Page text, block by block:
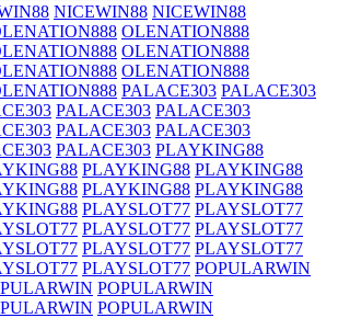
NICEWIN88 NICEWIN88
OLENATION888
OLENATION888
OLENATION888
PALACE303 PALACE303
PALACE303 PALACE303
PALACE303 PALACE303
PALACE303 PLAYKING88
PLAYKING88 PLAYKING88
PLAYKING88 PLAYKING88
PLAYSLOT77 PLAYSLOT77
PLAYSLOT77 PLAYSLOT77
PLAYSLOT77 PLAYSLOT77
PLAYSLOT77 POPULARWIN
POPULARWIN
POPULARWIN